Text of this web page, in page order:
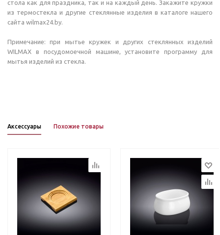
стола как для праздника, так и на каждый день. Закажите кружки
из термостекла и другие стеклянные изделия в каталоге нашего
сайта wilmax24.by.
Примечание: при мытье кружек и других стеклянных изделий
WILMAX в посудомоечной машине, установите программу для
мытья изделий из стекла.
Аксессуары Похожие товары